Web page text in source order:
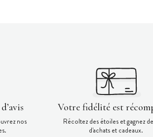
nos
Votre fidélité est
Récoltez des étoiles et gagnez
d'achats et cadeaux.